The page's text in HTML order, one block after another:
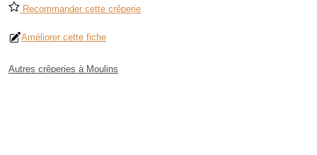
Recommander cette crêperie
Améliorer cette fiche
Autres crêperies à Moulins